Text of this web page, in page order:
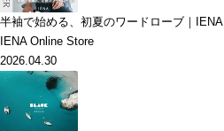
半袖で始める、初夏のワードローブ｜IENA
IENA Online Store
2026.04.30